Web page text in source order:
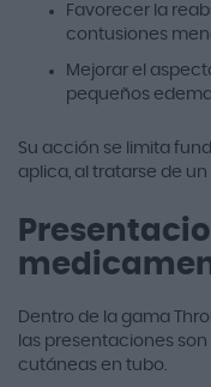
Favorecer la
contusiones
Mejorar el
pequeños
Su acción se limita
aplica, al tratarse de
Dentro de la gama
las presentaciones
cutáneas en tubo.